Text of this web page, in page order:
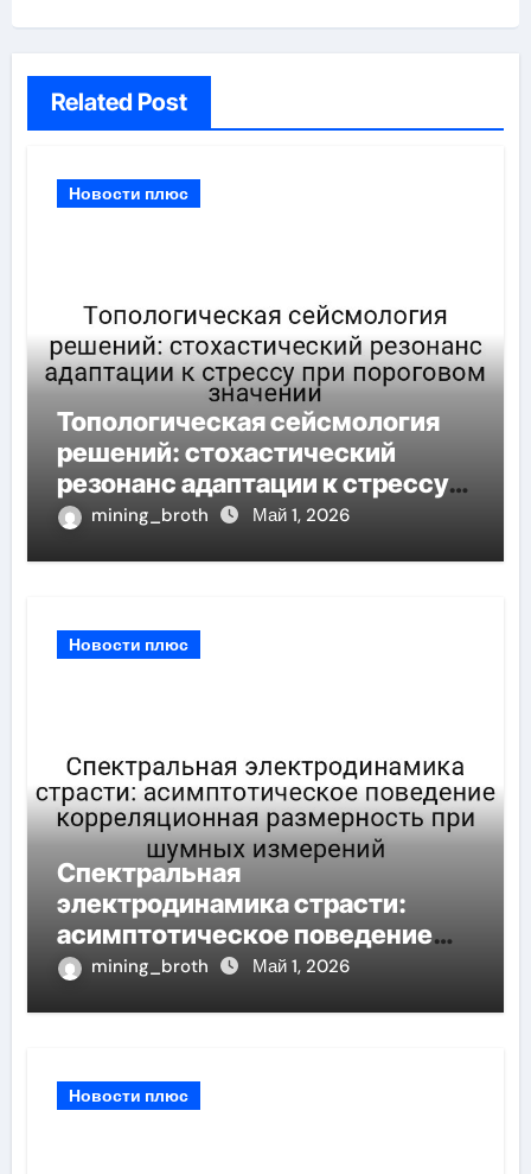
Related Post
Новости плюс
Топологическая сейсмология
решений: стохастический
резонанс адаптации к стрессу
при пороговом значении
mining_broth Май 1, 2026
Новости плюс
Спектральная
электродинамика страсти:
асимптотическое поведение
корреляционная размерность
mining_broth Май 1, 2026
Новости плюс